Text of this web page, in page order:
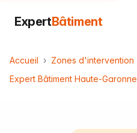
ExpertBâtiment
Accueil
Zones d'intervention
Expert Bâtiment Haute-Garonne